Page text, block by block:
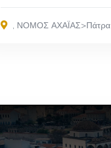
, ΝΟΜΟΣ ΑΧΑΪΑΣ>Πάτρα